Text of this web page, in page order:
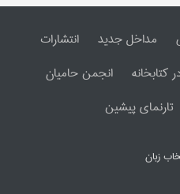
مداخل جدید
انتشارات
انجمن حامیان
تارنمای پیشین
زبان